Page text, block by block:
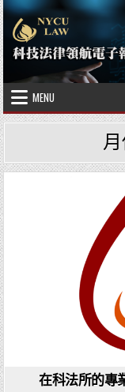
Skip to content
MENU
在科法所的專